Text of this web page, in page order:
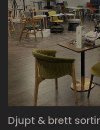
Djupt & brett